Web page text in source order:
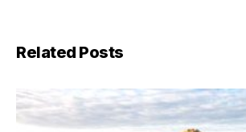
Related Posts